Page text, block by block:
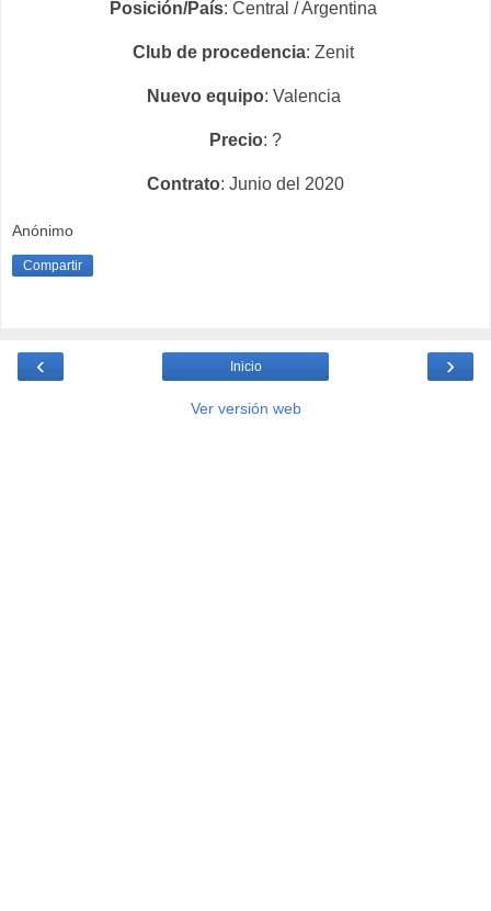
Posición/País: Central / Argentina
Club de procedencia: Zenit
Nuevo equipo: Valencia
Precio: ?
Contrato: Junio del 2020
Anónimo
Compartir
‹ ›
Inicio
Ver versión web